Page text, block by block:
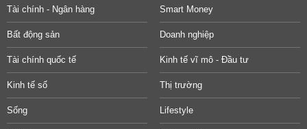
Tài chính - Ngân hàng Smart Money
Bất động sản Doanh nghiệp
Tài chính quốc tế Kinh tế vĩ mô - Đầu tư
Kinh tế số Thị trường
Sống Lifestyle